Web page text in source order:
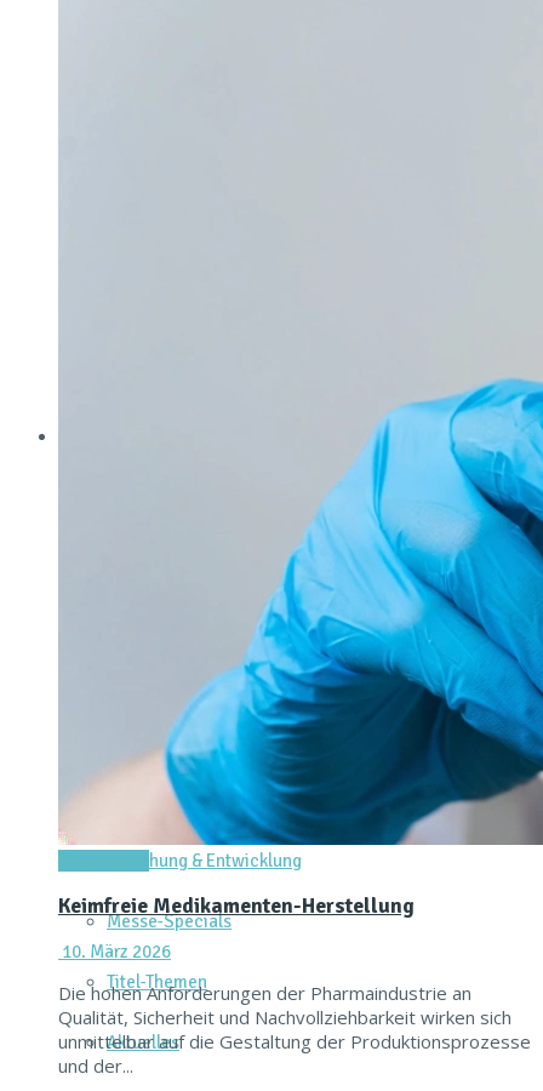
Dienstleistungen & Services
Messtechnik & Analytik
Prozessautomatisierung & Digitalisierung
Reinraum & Hygienic Design
Verpacken & Kennzeichnen
Forschung & Entwicklung
Messe-Specials
Titel-Themen
Aktuelles
Keimfreie Medikamenten-Herstellung
10. März 2026
Die hohen Anforderungen der Pharmaindustrie an
Qualität, Sicherheit und Nachvollziehbarkeit wirken sich
unmittelbar auf die Gestaltung der Produktionsprozesse
und der...